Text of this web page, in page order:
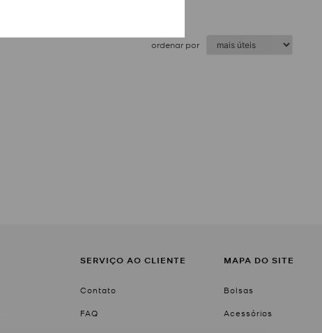
ordenar por
SERVIÇO AO CLIENTE
Contato
FAQ
MAPA DO SITE
Bolsas
Acessórios